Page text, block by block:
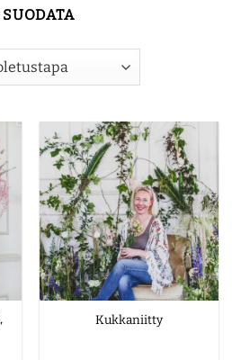
SUODATA
Kukkaniitty